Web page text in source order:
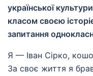
української
класом своєю
запитання
Я — Іван Сірко,
За своє життя я